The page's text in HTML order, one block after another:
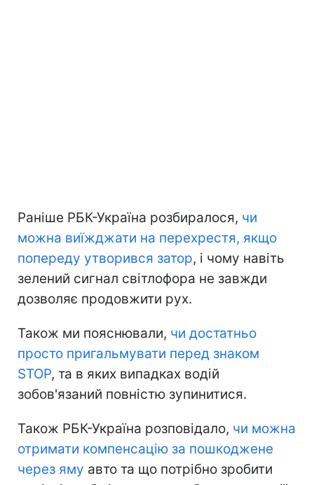
Раніше РБК-Україна розбиралося, чи
можна виїжджати на перехрестя, якщо
попереду утворився затор, і чому навіть
зелений сигнал світлофора не завжди
дозволяє продовжити рух.
Також ми пояснювали, чи достатньо
просто пригальмувати перед знаком
STOP, та в яких випадках водій
зобов'язаний повністю зупинитися.
Також РБК-Україна розповідало, чи можна
отримати компенсацію за пошкоджене
через яму авто та що потрібно зробити